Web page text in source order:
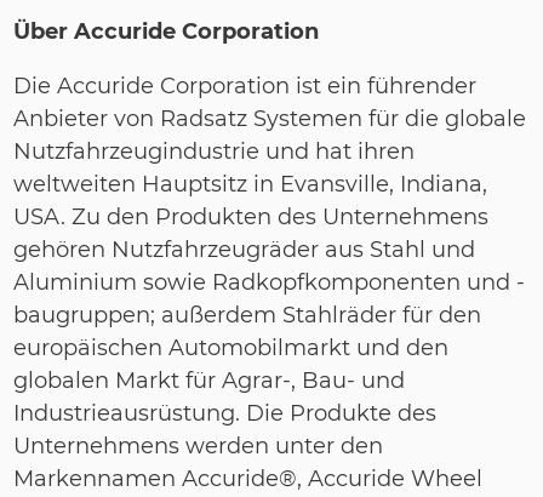
Über Accuride Corporation
Die Accuride Corporation ist ein führender
Anbieter von Radsatz Systemen für die globale
Nutzfahrzeugindustrie und hat ihren
weltweiten Hauptsitz in Evansville, Indiana,
USA. Zu den Produkten des Unternehmens
gehören Nutzfahrzeugräder aus Stahl und
Aluminium sowie Radkopfkomponenten und -
baugruppen; außerdem Stahlräder für den
europäischen Automobilmarkt und den
globalen Markt für Agrar-, Bau- und
Industrieausrüstung. Die Produkte des
Unternehmens werden unter den
Markennamen Accuride®, Accuride Wheel